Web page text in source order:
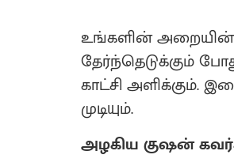
உங்களின் அறையின்
தேர்ந்தெடுக்கும்
காட்சி அளிக்கும்.
முடியும்.
அழகிய குஷன்